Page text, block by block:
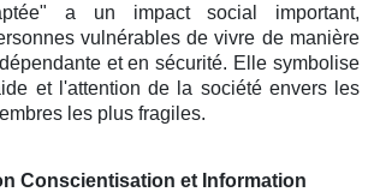
a un impact social important,
vulnérables de vivre de manière
et en sécurité. Elle symbolise
et l'attention de la société envers les
les plus fragiles.
Conscientisation et Information